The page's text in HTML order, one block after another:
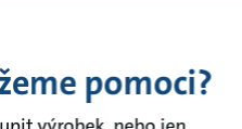
pomoci?